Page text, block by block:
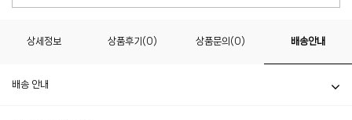
상세정보 상품후기(0) 상품문의(0) 배송안내
배송 안내